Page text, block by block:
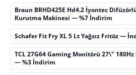
Braun BRHD425E Hd4.2 İyontec
Kurutma Makinesi — %7 İndirim
Schafer Fit Fry XL 5 Lt Yağsız Fritöz —
TCL 27G64 Gaming Monitörü 27\" 180Hz
— %3 İndirim